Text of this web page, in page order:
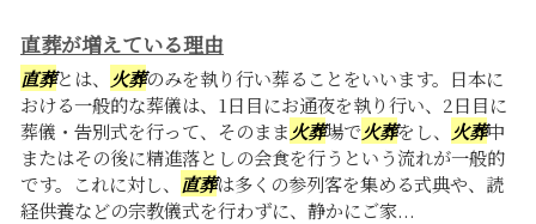
直葬が増えている理由
直葬とは、 火葬のみを執り行い葬ることをいいます。日本に
おける一般的な葬儀は、1日目にお通夜を執り行い、2日目に
葬儀・告別式を行って、そのまま 火葬場で火葬をし、 火葬中
またはその後に精進落としの会食を行うという流れが一般的
です。これに対し、 直葬は多くの参列客を集める式典や、読
経供養などの宗教儀式を行わずに、静かにご家...